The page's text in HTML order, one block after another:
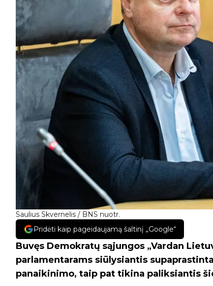
Saulius Skvernelis / BNS nuotr.
Pridėti kaip pageidaujamą šaltinį „Google“
Buvęs Demokratų sąjungos „Vardan
parlamentarams siūlysiantis
panaikinimo, taip pat tikina paliksiantis